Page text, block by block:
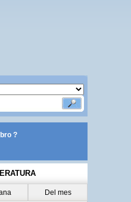
?
Del mes